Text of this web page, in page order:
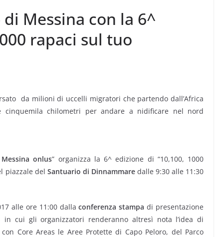
Messina con la 6^
rapaci sul tuo
da milioni di uccelli migratori che partendo dall’Africa
chilometri per andare a nidificare nel nord
onlus” organizza la 6^ edizione di “10,100, 1000
piazzale del Santuario di Dinnammaredalle 9:30 alle 11:30
alle ore 11:00 dallaconferenza stampa di presentazione
in cui gli organizzatori renderanno altresì nota l’idea di
con Core Areas le Aree Protette di Capo Peloro, del Parco